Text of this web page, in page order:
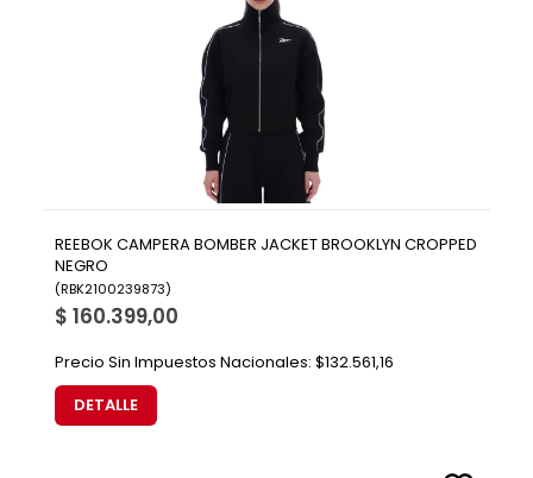
REEBOK CAMPERA BOMBER JACKET BROOKLYN CROPPED
NEGRO
(RBK2100239873)
$ 160.399,00
Precio Sin Impuestos Nacionales: $132.561,16
DETALLE